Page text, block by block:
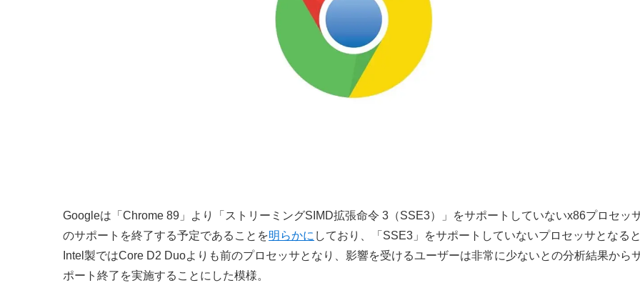
Googleは「Chrome 89」より「ストリーミングSIMD拡張命令 3（SSE3）」をサポートしていないx86プロセッ
のサポートを終了する予定であることを明らかに しており、「SSE3」をサポートしていないプロセッサとなると
Intel製ではCore D2 Duoよりも前のプロセッサとなり、影響を受けるユーザーは非常に少ないとの分析結果から
ポート終了を実施することにした模様。